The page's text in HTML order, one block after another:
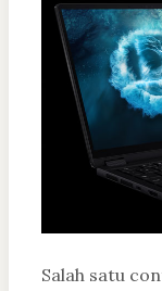
Salah satu